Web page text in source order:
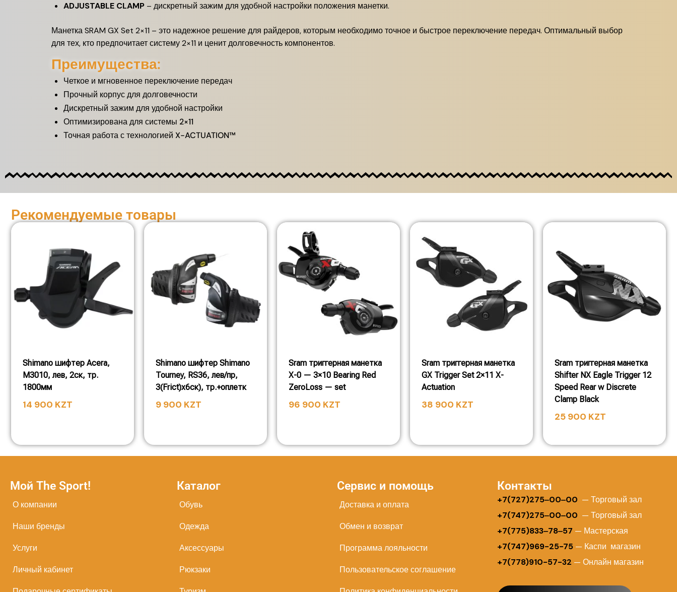
ADJUSTABLE CLAMP – дискретный зажим для удобной настройки положения манетки.
Манетка SRAM GX Set 2×11 – это надежное решение для райдеров, которым необходимо точное и быстрое переключение передач. Оптимальный выбор
для тех, кто предпочитает систему 2×11 и ценит долговечность компонентов.
Преимущества:
Четкое и мгновенное переключение передач
Прочный корпус для долговечности
Дискретный зажим для удобной настройки
Оптимизирована для системы 2×11
Точная работа с технологией X-ACTUATION™
Рекомендуемые товары
Shimano шифтер Acera,
M3010, лев, 2ск, тр.
1800мм
14 900 KZT
Shimano шифтер Shimano
Tourney, RS36, лев/пр,
3(Frict)x6ск), тр.+оплетк
9 900 KZT
Sram триггерная манетка
X-0 — 3×10 Bearing Red
ZeroLoss — set
96 900 KZT
Sram триггерная манетка
GX Trigger Set 2×11 X-
Actuation
38 900 KZT
Sram триггерная манетка
Shifter NX Eagle Trigger 12
Speed Rear w Discrete
Clamp Black
25 900 KZT
Мой The Sport!
О компании
Наши бренды
Услуги
Личный кабинет
Каталог
Обувь
Одежда
Аксессуары
Рюкзаки
Сервис и помощь
Доставка и оплата
Обмен и возврат
Программа лояльности
Пользовательское соглашение
Контакты
+7(727)275‒00‒00 — Торговый зал
+7(747)275‒00‒00 — Торговый зал
+7(775)833‒78‒57 — Мастерская
+7(747)969-25-75— Каспи магазин
+7(778)910-57-32 — Онлайн магазин